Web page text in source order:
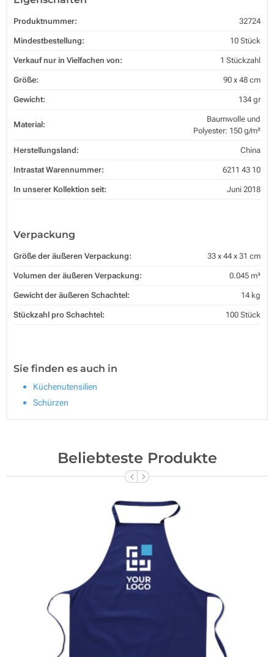
Produktnummer: 32724
Mindestbestellung: 10 Stück
Verkauf nur in Vielfachen von: 1 Stückzahl
Größe: 90 x 48 cm
Gewicht: 134 gr
Material:
Baumwolle und
Polyester: 150 g/m²
Herstellungsland: China
Intrastat Warennummer: 6211 43 10
In unserer Kollektion seit: Juni 2018
Verpackung
Größe der äußeren Verpackung: 33 x 44 x 31 cm
Volumen der äußeren Verpackung: 0.045 m³
Gewicht der äußeren Schachtel: 14 kg
Stückzahl pro Schachtel: 100 Stück
Sie finden es auch in
Küchenutensilien
Schürzen
Beliebteste Produkte